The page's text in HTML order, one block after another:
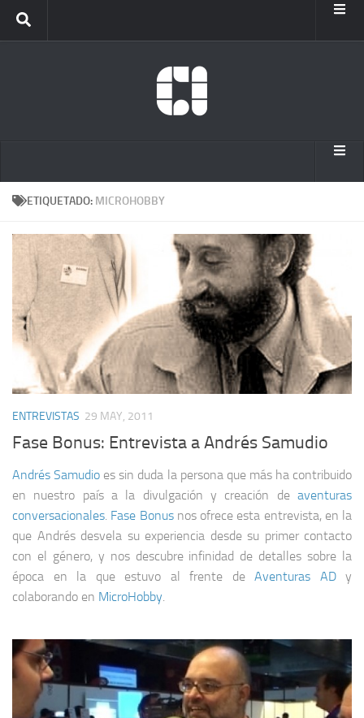
Inicio
Internet Archive
ETIQUETADO: MICROHOBBY
ENTREVISTAS 29 MAY, 2011
Fase Bonus: Entrevista a Andrés Samudio
Andrés Samudio es sin duda la persona que más ha contribuido
en nuestro país a la divulgación y creación de aventuras
conversacionales. Fase Bonusnos ofrece esta entrevista, en la
que Andrés desvela su experiencia desde su primer contacto
con el género, y nos descubre infinidad de detalles sobre la
época en la que estuvo al frente de Aventuras ADy
colaborando en MicroHobby.